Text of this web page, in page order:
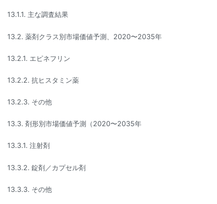
13.1.1. 主な調査結果
13.2. 薬剤クラス別市場価値予測、2020〜2035年
13.2.1. エピネフリン
13.2.2. 抗ヒスタミン薬
13.2.3. その他
13.3. 剤形別市場価値予測（2020〜2035年
13.3.1. 注射剤
13.3.2. 錠剤／カプセル剤
13.3.3. その他